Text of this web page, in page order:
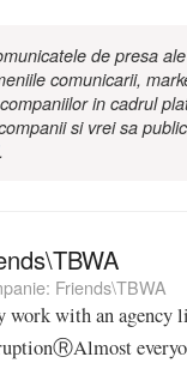
de presa
comunicarii,
in cadrul
si vrei sa
.
Friends\TBWA
work with an agency